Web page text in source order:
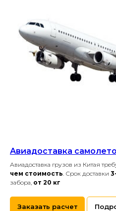
Авиадоставка
Авиадоставка грузов из Китая
чем стоимость. Срок доставки
забора, от 20 кг
Заказать расчет